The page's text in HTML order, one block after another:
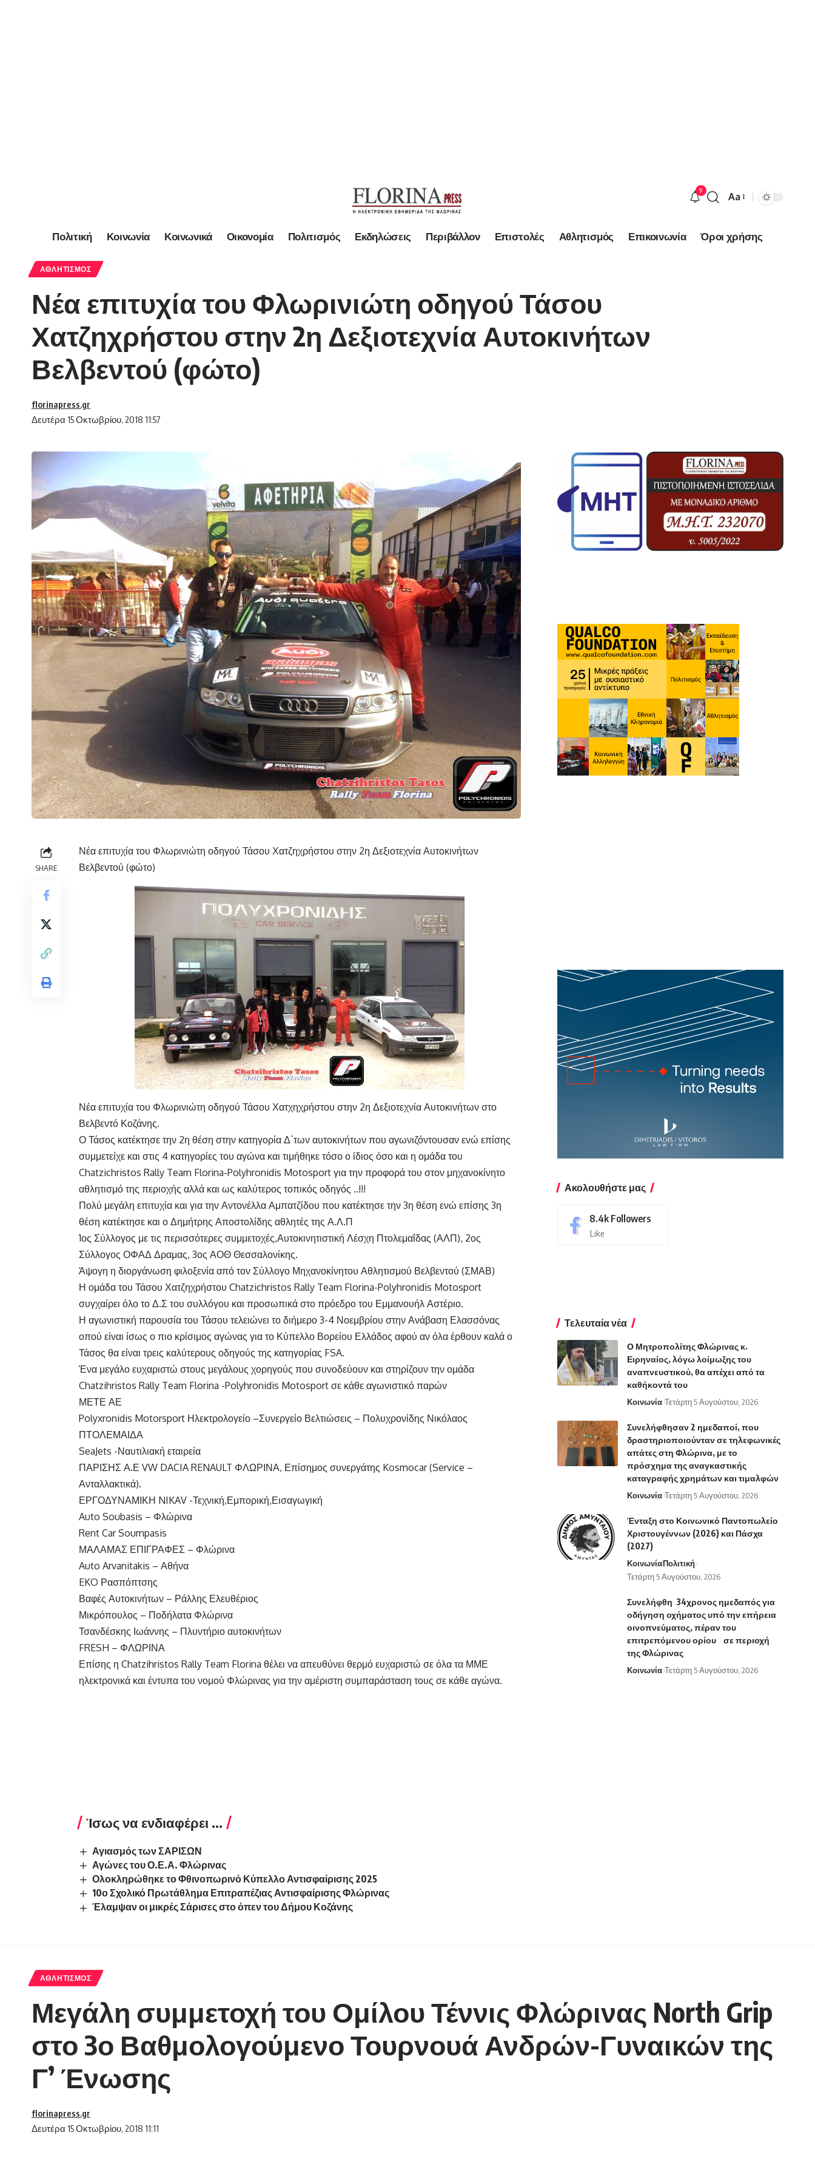
9
Font
Aa
Πολιτική Κοινωνία Κοινωνικά Οικονομία Πολιτισμός Εκδηλώσεις Περιβάλλον Επιστολές Αθλητισμός Επικοινωνία Όροι χρήσης
ΑΘΛΗΤΙΣΜΌΣ
Νέα επιτυχία του Φλωρινιώτη οδηγού Τάσου
Χατζηχρήστου στην 2η Δεξιοτεχνία Αυτοκινήτων
Βελβεντού (φώτο)
Δευτέρα 15 Οκτωβρίου, 2018 11:57
florinapress.gr
SHARE
Νέα επιτυχία του Φλωρινιώτη οδηγού Τάσου Χατζηχρήστου στην 2η Δεξιοτεχνία Αυτοκινήτων
Βελβεντού (φώτο)
Νέα επιτυχία του Φλωρινιώτη οδηγού Τάσου Χατχηχρήστου στην 2η Δεξιοτεχνία Αυτοκινήτων στο
Βελβεντό Κοζάνης.
Ο Τάσος κατέκτησε την 2η θέση στην κατηγορία Δ΄των αυτοκινήτων που αγωνιζόντουσαν ενώ επίσης
συμμετείχε και στις 4 κατηγορίες του αγώνα και τιμήθηκε τόσο ο ίδιος όσο και η ομάδα του
Chatzichristos Rally Team Florina-Polyhronidis Motosport για την προφορά του στον μηχανοκίνητο
αθλητισμό της περιοχής αλλά και ως καλύτερος τοπικός οδηγός ..!!!
Πολύ μεγάλη επιτυχία και για την Αντονέλλα Αμπατζίδου που κατέκτησε την 3η θέση ενώ επίσης 3η
θέση κατέκτησε και ο Δημήτρης Αποστολίδης αθλητές της Α.Λ.Π
1ος Σύλλογος με τις περισσότερες συμμετοχές,Αυτοκινητιστική Λέσχη Πτολεμαΐδας (ΑΛΠ), 2ος
Σύλλογος ΟΦΑΔ Δραμας, 3ος ΑΟΘ Θεσσαλονίκης.
Άψογη η διοργάνωση φιλοξενία από τον Σύλλογο Μηχανοκίνητου Αθλητισμού Βελβεντού (ΣΜΑΒ)
Η ομάδα του Τάσου Χατζηχρήστου Chatzichristos Rally Team Florina-Polyhronidis Motosport
συγχαίρει όλο το Δ.Σ του συλλόγου και προσωπικά στο πρόεδρο του Εμμανουήλ Αστέριο.
Η αγωνιστική παρουσία του Τάσου τελειώνει το διήμερο 3-4 Νοεμβρίου στην Ανάβαση Ελασσόνας
οπού είναι ίσως ο πιο κρίσιμος αγώνας για το Κύπελλο Βορείου Ελλάδος αφού αν όλα έρθουν καλά ο
Τάσος θα είναι τρεις καλύτερους οδηγούς της κατηγορίας FSA.
Ένα μεγάλο ευχαριστώ στους μεγάλους χορηγούς που συνοδεύουν και στηρίζουν την ομάδα
Chatzihristos Rally Team Florina -Polyhronidis Motosport σε κάθε αγωνιστικό παρών
ΜΕΤΕ ΑΕ
Polyxronidis Motorsport Ηλεκτρολογείο –Συνεργείο Βελτιώσεις – Πολυχρονίδης Νικόλαος
ΠΤΟΛΕΜΑΙΔΑ
SeaJets -Ναυτιλιακή εταιρεία
ΠΑΡΙΣΗΣ Α.Ε VW DACIA RENAULT ΦΛΩΡΙΝΑ, Επίσημος συνεργάτης Kosmocar (Service –
Ανταλλακτικά).
ΕΡΓΟΔΥΝΑΜΙΚΗ NIKAV -Τεχνική,Εμπορική,Εισαγωγική
Auto Soubasis – Φλώρινα
Rent Car Soumpasis
ΜΑΛΑΜΑΣ ΕΠΙΓΡΑΦΕΣ – Φλώρινα
Auto Arvanitakis – Αθήνα
EKO Ρασπόπτσης
Βαφές Αυτοκινήτων – Ράλλης Ελευθέριος
Μικρόπουλος – Ποδήλατα Φλώρινα
Τσανδέσκης Ιωάννης – Πλυντήριο αυτοκινήτων
FRESH – ΦΛΩΡΙΝΑ
Επίσης η Chatzihristos Rally Team Florina θέλει να απευθύνει θερμό ευχαριστώ σε όλα τα ΜΜΕ
ηλεκτρονικά και έντυπα του νομού Φλώρινας για την αμέριστη συμπαράσταση τους σε κάθε αγώνα.
Ίσως να ενδιαφέρει ...
Αγιασμός των ΣΑΡΙΣΩΝ
Αγώνες του Ο.Ε.Α. Φλώρινας
Ολοκληρώθηκε το Φθινοπωρινό Κύπελλο Αντισφαίρισης 2025
10ο Σχολικό Πρωτάθλημα Επιτραπέζιας Αντισφαίρισης Φλώρινας
Έλαμψαν οι μικρές Σάρισες στο όπεν του Δήμου Κοζάνης
Ακολουθήστε μας
8.4k Followers
Like
Τελευταία νέα
Ο Μητροπολίτης Φλώρινας κ.
Ειρηναίος, λόγω λοίμωξης του
αναπνευστικού, θα απέχει από τα
καθήκοντά του
Κοινωνία Τετάρτη 5 Αυγούστου, 2026
Συνελήφθησαν 2 ημεδαποί, που
δραστηριοποιούνταν σε τηλεφωνικές
απάτες στη Φλώρινα, με το
πρόσχημα της αναγκαστικής
καταγραφής χρημάτων και τιμαλφών
Κοινωνία Τετάρτη 5 Αυγούστου, 2026
Ένταξη στο Κοινωνικό Παντοπωλείο
Χριστουγέννων (2026) και Πάσχα
(2027)
ΚοινωνίαΠολιτική
Τετάρτη 5 Αυγούστου, 2026
Συνελήφθη 34χρονος ημεδαπός για
οδήγηση οχήματος υπό την επήρεια
οινοπνεύματος, πέραν του
επιτρεπόμενου ορίου σε περιοχή
της Φλώρινας
Κοινωνία Τετάρτη 5 Αυγούστου, 2026
ΑΘΛΗΤΙΣΜΌΣ
Μεγάλη συμμετοχή του Ομίλου Τέννις Φλώρινας North Grip
στο 3ο Βαθμολογούμενο Τουρνουά Ανδρών-Γυναικών της
Γ’ Ένωσης
Δευτέρα 15 Οκτωβρίου, 2018 11:11
florinapress.gr